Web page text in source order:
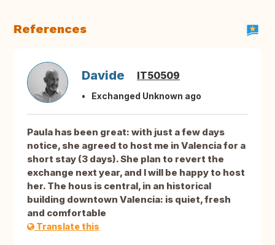
References
Davide IT50509
Exchanged Unknown ago
Paula has been great: with just a few days
notice, she agreed to host me in Valencia for a
short stay (3 days). She plan to revert the
exchange next year, and I will be happy to host
her. The hous is central, in an historical
building downtown Valencia: is quiet, fresh
and comfortable
Translate this